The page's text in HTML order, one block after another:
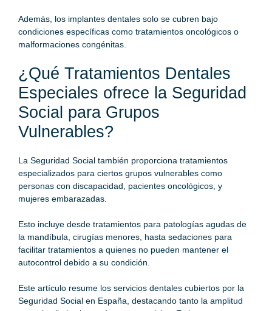
Además, los implantes dentales solo se cubren bajo
condiciones específicas como tratamientos oncológicos o
malformaciones congénitas.
¿Qué Tratamientos Dentales
Especiales ofrece la Seguridad
Social para Grupos
Vulnerables?
La Seguridad Social también proporciona tratamientos
especializados para ciertos grupos vulnerables como
personas con discapacidad, pacientes oncológicos, y
mujeres embarazadas.
Esto incluye desde tratamientos para patologías agudas de
la mandíbula, cirugías menores, hasta sedaciones para
facilitar tratamientos a quienes no pueden mantener el
autocontrol debido a su condición.
Este artículo resume los servicios dentales cubiertos por la
Seguridad Social en España, destacando tanto la amplitud